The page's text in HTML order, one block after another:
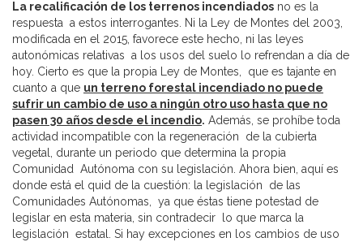
La recalificación de los terrenos incendiados no es la
respuesta a estos interrogantes. Ni la Ley de Montes del 2003,
modificada en el 2015, favorece este hecho, ni las leyes
autonómicas relativas a los usos del suelo lo refrendan a día de
hoy. Cierto es que la propia Ley de Montes, que es tajante en
cuanto a que un terreno forestal incendiado no puede
sufrir un cambio de uso a ningún otro uso hasta que no
pasen 30 años desde el incendio. Además, se prohíbe toda
actividad incompatible con la regeneración de la cubierta
vegetal, durante un periodo que determina la propia
Comunidad Autónoma con su legislación. Ahora bien, aquí es
donde está el quid de la cuestión: la legislación de las
Comunidades Autónomas, ya que éstas tiene potestad de
legislar en esta materia, sin contradecir lo que marca la
legislación estatal. Si hay excepciones en los cambios de uso